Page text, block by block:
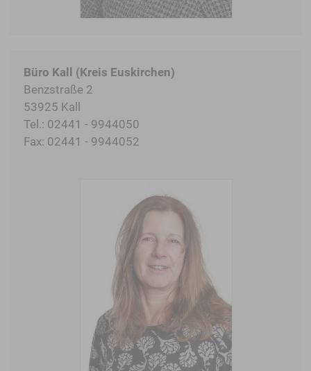
Büro Kall (Kreis Euskirchen)
Benzstraße 2
53925 Kall
Tel.: 02441 - 9944050
Fax: 02441 - 9944052